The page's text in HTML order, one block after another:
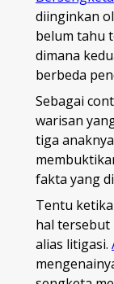
diinginkan
belum tahu
dimana
berbeda
Sebagai
warisan
tiga
fakta yang
Tentu
hal tersebut
alias litigasi.